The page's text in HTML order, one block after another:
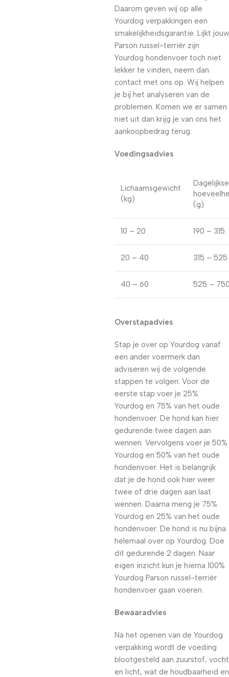
Daarom geven wij op alle
Yourdog verpakkingen een
smakelijkheidsgarantie. Lijkt jouw
Parson russel-terriër zijn
Yourdog hondenvoer toch niet
lekker te vinden, neem dan
contact met ons op. Wij helpen
je bij het analyseren van de
problemen. Komen we er samen
niet uit dan krijg je van ons het
aankoopbedrag terug.
Voedingsadvies
Lichaamsgewicht
(kg)
Dagelijkse
(g)
10 – 20 190 – 315
20 – 40 315 – 525
40 – 60 525 –
Overstapadvies
Stap je over op Yourdog vanaf
een ander voermerk dan
adviseren wij de volgende
stappen te volgen. Voor de
eerste stap voer je 25%
Yourdog en 75% van het oude
hondenvoer. De hond kan hier
gedurende twee dagen aan
wennen. Vervolgens voer je 50%
Yourdog en 50% van het oude
hondenvoer. Het is belangrijk
dat je de hond ook hier weer
twee of drie dagen aan laat
wennen. Daarna meng je 75%
Yourdog en 25% van het oude
hondenvoer. De hond is nu bijna
helemaal over op Yourdog. Doe
dit gedurende 2 dagen. Naar
eigen inzicht kun je hierna 100%
Yourdog Parson russel-terriër
hondenvoer gaan voeren.
Bewaaradvies
Na het openen van de Yourdog
verpakking wordt de voeding
blootgesteld aan zuurstof, vocht
en licht, wat de houdbaarheid en